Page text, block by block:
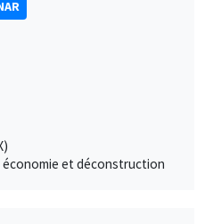
économie et déconstruction